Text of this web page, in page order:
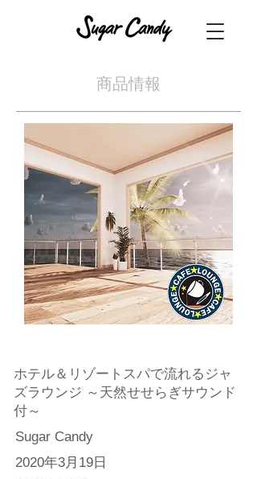
​商品情報
ホテル＆リゾートスパで流れるジャ
ズラウンジ ～天然せせらぎサウンド
付～
Sugar Candy
2020年3月19日